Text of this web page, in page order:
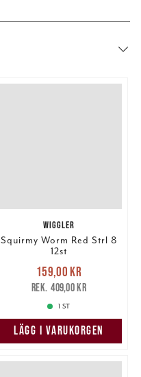
WIGGLER
Squirmy Worm Red Strl 8
12st
Nuvarande pris
159,00 krTidigare pris
409,00 kr
159,00 kr
409,00 kr
1 ST
LÄGG I VARUKORGEN